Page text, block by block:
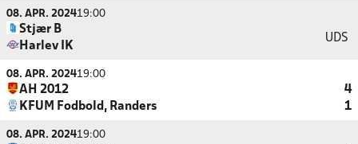
08. APR. 202419:00
Stjær B
Harlev IK
UDS
08. APR. 202419:00
AH 2012
4
KFUM Fodbold, Randers
1
08. APR. 202419:00